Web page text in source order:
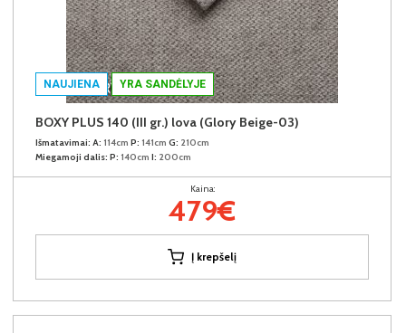
NAUJIENA YRA SANDĖLYJE
BOXY PLUS 140 (III gr.) lova (Glory Beige-03)
Išmatavimai: A: 114cm P: 141cm G: 210cm
Miegamoji dalis: P: 140cm I: 200cm
Kaina:
479€
Į krepšelį